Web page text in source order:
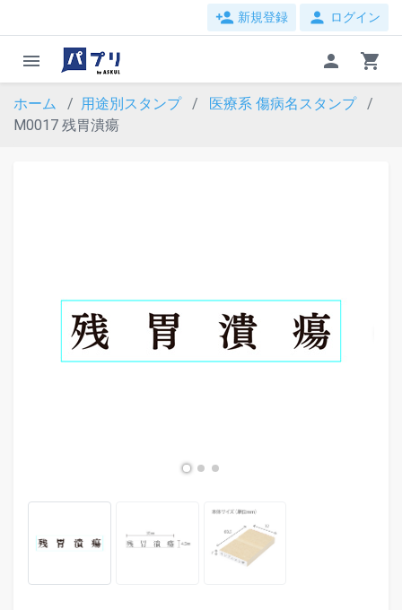
person_add 新規登録 person ログイン
menu person shopping_cart
ホーム 用途別スタンプ 医療系 傷病名スタンプ
M0017 残胃潰瘍